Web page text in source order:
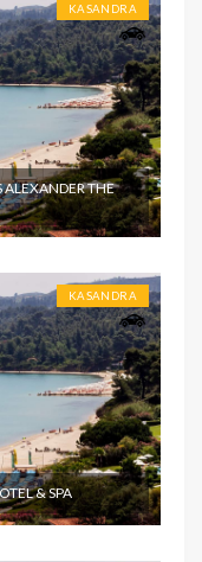
KASANDRA
ALEXANDER THE
KASANDRA
& SPA